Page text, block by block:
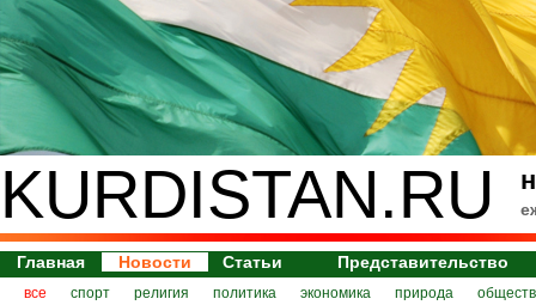
KURDISTAN.RU
Главная Новости Статьи Представительство
все спорт религия политика экономика природа